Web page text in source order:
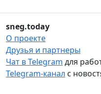
sneg.today
О проекте
Друзья и партнеры
Чат в Telegram для
Telegram-канал с